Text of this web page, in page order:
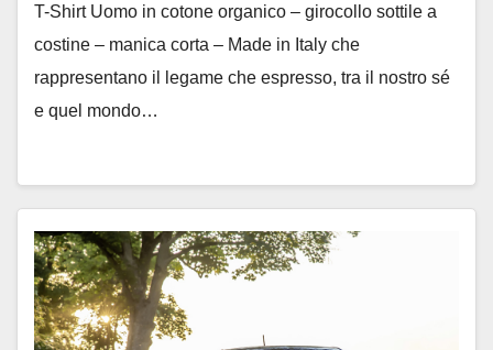
T-Shirt Uomo in cotone organico – girocollo sottile a
costine – manica corta – Made in Italy che
rappresentano il legame che espresso, tra il nostro sé
e quel mondo…